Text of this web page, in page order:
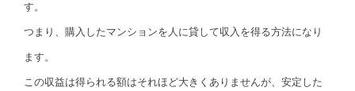
す。
つまり、購入したマンションを人に貸して収入を得る方法になり
ます。
この収益は得られる額はそれほど大きくありませんが、安定した